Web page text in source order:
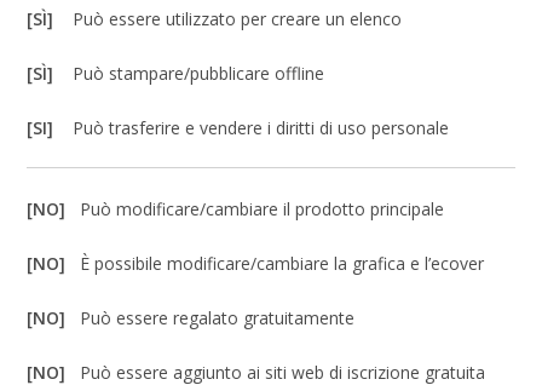
[SÌ] Può essere utilizzato per creare un elenco
[SÌ] Può stampare/pubblicare offline
[SI] Può trasferire e vendere i diritti di uso personale
[NO] Può modificare/cambiare il prodotto principale
[NO] È possibile modificare/cambiare la grafica e l’ecover
[NO] Può essere regalato gratuitamente
[NO] Può essere aggiunto ai siti web di iscrizione gratuita